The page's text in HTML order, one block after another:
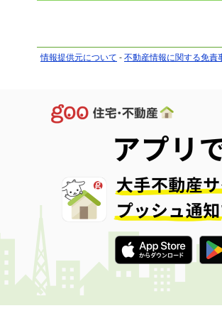
情報提供元について - 不動産情報に関する免責